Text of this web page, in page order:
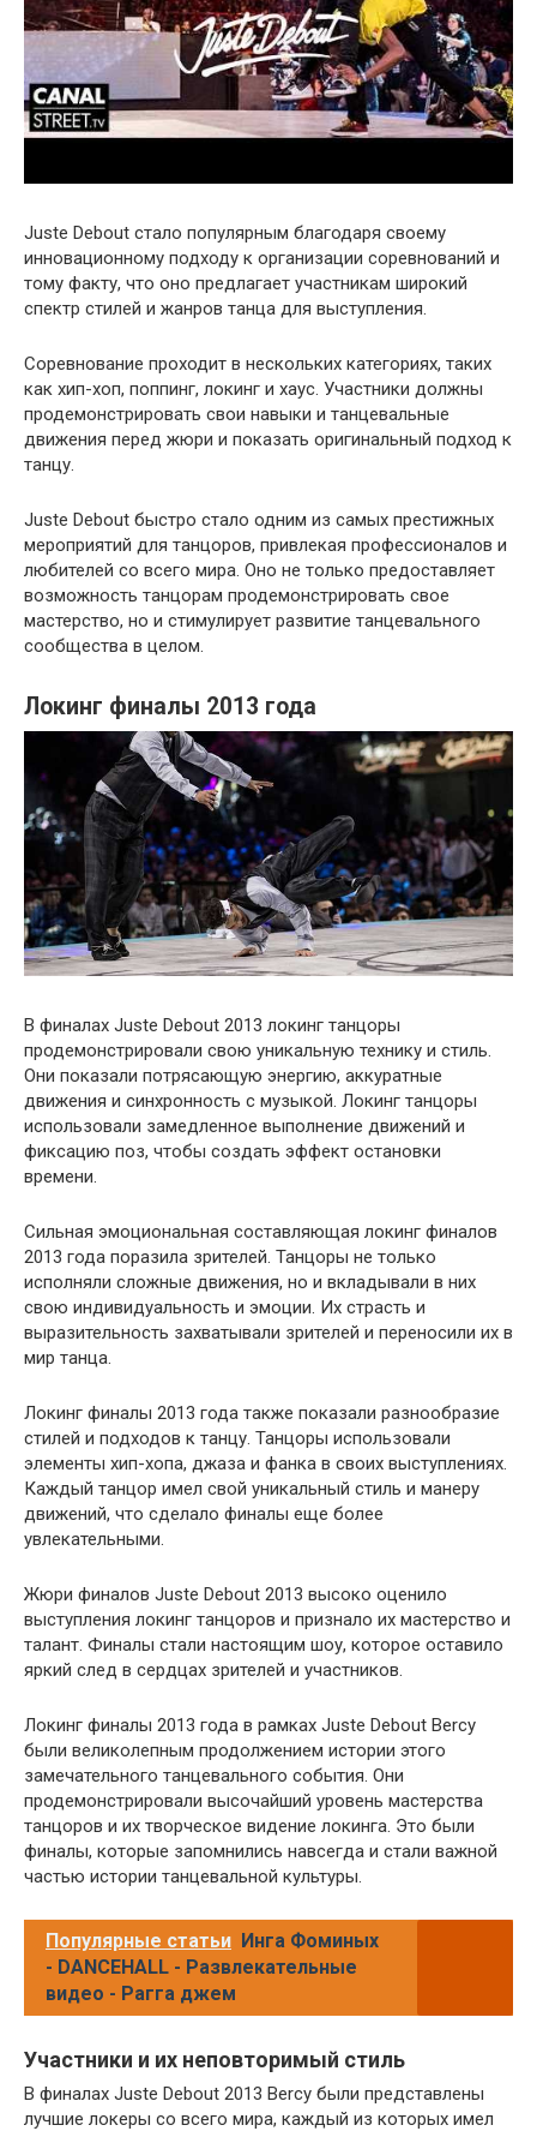
Juste Debout стало популярным благодаря своему
инновационному подходу к организации соревнований и
тому факту, что оно предлагает участникам широкий
спектр стилей и жанров танца для выступления.
Соревнование проходит в нескольких категориях, таких
как хип-хоп, поппинг, локинг и хаус. Участники должны
продемонстрировать свои навыки и танцевальные
движения перед жюри и показать оригинальный подход к
танцу.
Juste Debout быстро стало одним из самых престижных
мероприятий для танцоров, привлекая профессионалов и
любителей со всего мира. Оно не только предоставляет
возможность танцорам продемонстрировать свое
мастерство, но и стимулирует развитие танцевального
сообщества в целом.
Локинг финалы 2013 года
В финалах Juste Debout 2013 локинг танцоры
продемонстрировали свою уникальную технику и стиль.
Они показали потрясающую энергию, аккуратные
движения и синхронность с музыкой. Локинг танцоры
использовали замедленное выполнение движений и
фиксацию поз, чтобы создать эффект остановки
времени.
Сильная эмоциональная составляющая локинг финалов
2013 года поразила зрителей. Танцоры не только
исполняли сложные движения, но и вкладывали в них
свою индивидуальность и эмоции. Их страсть и
выразительность захватывали зрителей и переносили их в
мир танца.
Локинг финалы 2013 года также показали разнообразие
стилей и подходов к танцу. Танцоры использовали
элементы хип-хопа, джаза и фанка в своих выступлениях.
Каждый танцор имел свой уникальный стиль и манеру
движений, что сделало финалы еще более
увлекательными.
Жюри финалов Juste Debout 2013 высоко оценило
выступления локинг танцоров и признало их мастерство и
талант. Финалы стали настоящим шоу, которое оставило
яркий след в сердцах зрителей и участников.
Локинг финалы 2013 года в рамках Juste Debout Bercy
были великолепным продолжением истории этого
замечательного танцевального события. Они
продемонстрировали высочайший уровень мастерства
танцоров и их творческое видение локинга. Это были
финалы, которые запомнились навсегда и стали важной
частью истории танцевальной культуры.
Популярные статьи Инга Фоминых
- DANCEHALL - Развлекательные
видео - Рагга джем
Участники и их неповторимый стиль
В финалах Juste Debout 2013 Bercy были представлены
лучшие локеры со всего мира, каждый из которых имел